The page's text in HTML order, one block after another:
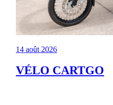
14 août 2026
VÉLO CARTGO